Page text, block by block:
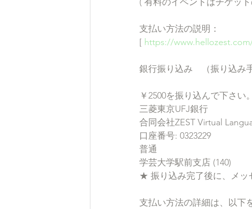
支払い方法の説明：
[ https://
銀行振り込み　（振り込み
￥2500を振り込んで下さい。
三菱東京UFJ銀行
合同会社ZEST Virtual
口座番号: 0323229
普通
学芸大学駅前支店 (140)
★ 振り込み完了後に、メッ
支払い方法の詳細は、以下